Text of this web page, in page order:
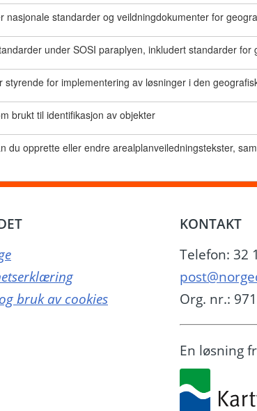
nasjonale standarder og veildningdokumenter for
under SOSI paraplyen, inkludert standarder for
styrende for implementering av løsninger i den
brukt til identifikasjon av objekter
du opprette eller endre arealplanveiledningstekster,